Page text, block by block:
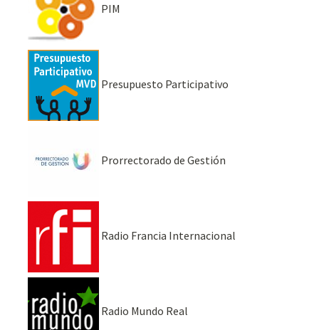
PIM
Presupuesto Participativo
Prorrectorado de Gestión
Radio Francia Internacional
Radio Mundo Real